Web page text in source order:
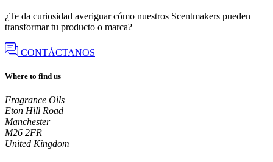
¿Te da curiosidad averiguar cómo nuestros Scentmakers pueden
transformar tu producto o marca?
CONTÁCTANOS
Where to find us
Fragrance Oils
Eton Hill Road
Manchester
M26 2FR
United Kingdom